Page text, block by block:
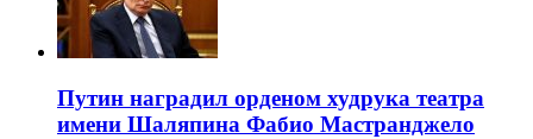
Путин наградил орденом худрука театра
имени Шаляпина Фабио Мастранджело